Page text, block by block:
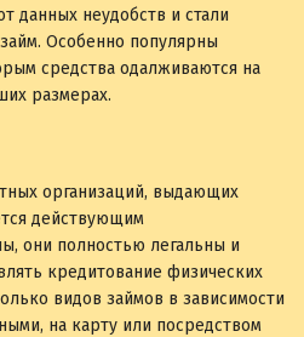
данных неудобств и стали
Особенно популярны
средства одалживаются на
размерах.
организаций, выдающих
действующим
они полностью легальны и
кредитование физических
видов займов в зависимости
на карту или посредством